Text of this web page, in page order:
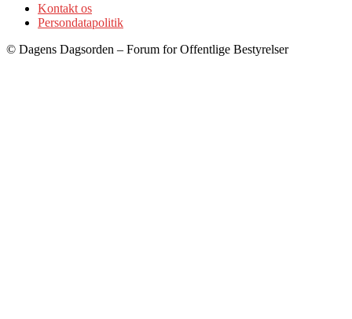
Kontakt os
Persondatapolitik
© Dagens Dagsorden – Forum for Offentlige Bestyrelser